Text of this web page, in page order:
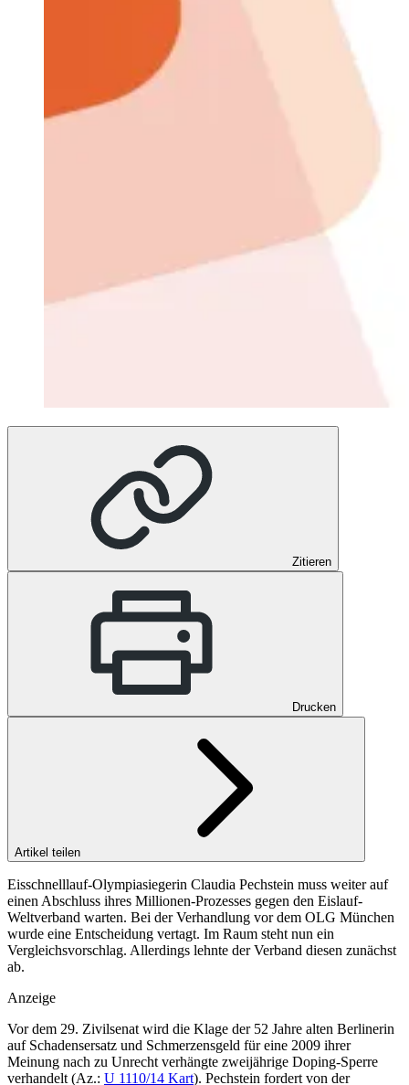
Zitieren
Drucken
Artikel teilen
Eisschnelllauf-Olympiasiegerin Claudia Pechstein muss weiter auf
einen Abschluss ihres Millionen-Prozesses gegen den Eislauf-
Weltverband warten. Bei der Verhandlung vor dem OLG München
wurde eine Entscheidung vertagt. Im Raum steht nun ein
Vergleichsvorschlag. Allerdings lehnte der Verband diesen zunächst
ab.
Anzeige
Vor dem 29. Zivilsenat wird die Klage der 52 Jahre alten Berlinerin
auf Schadensersatz und Schmerzensgeld für eine 2009 ihrer
Meinung nach zu Unrecht verhängte zweijährige Doping-Sperre
verhandelt (Az.: U 1110/14 Kart). Pechstein fordert von der